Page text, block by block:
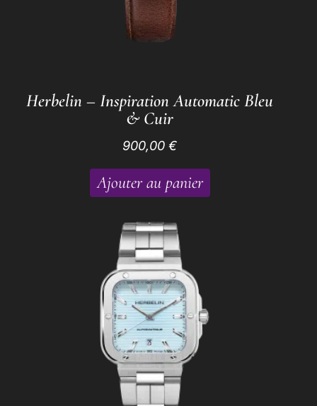
Herbelin – Inspiration Automatic Bleu
& Cuir
900,00€
Ajouter au panier